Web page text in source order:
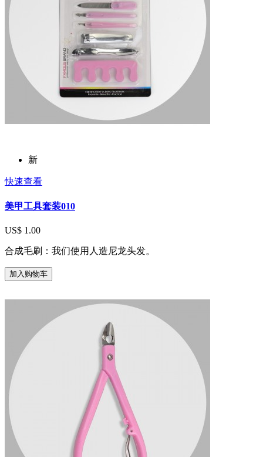
新
快速查看
美甲工具套装010
US$ 1.00
合成毛刷：我们使用人造尼龙头发。
加入购物车